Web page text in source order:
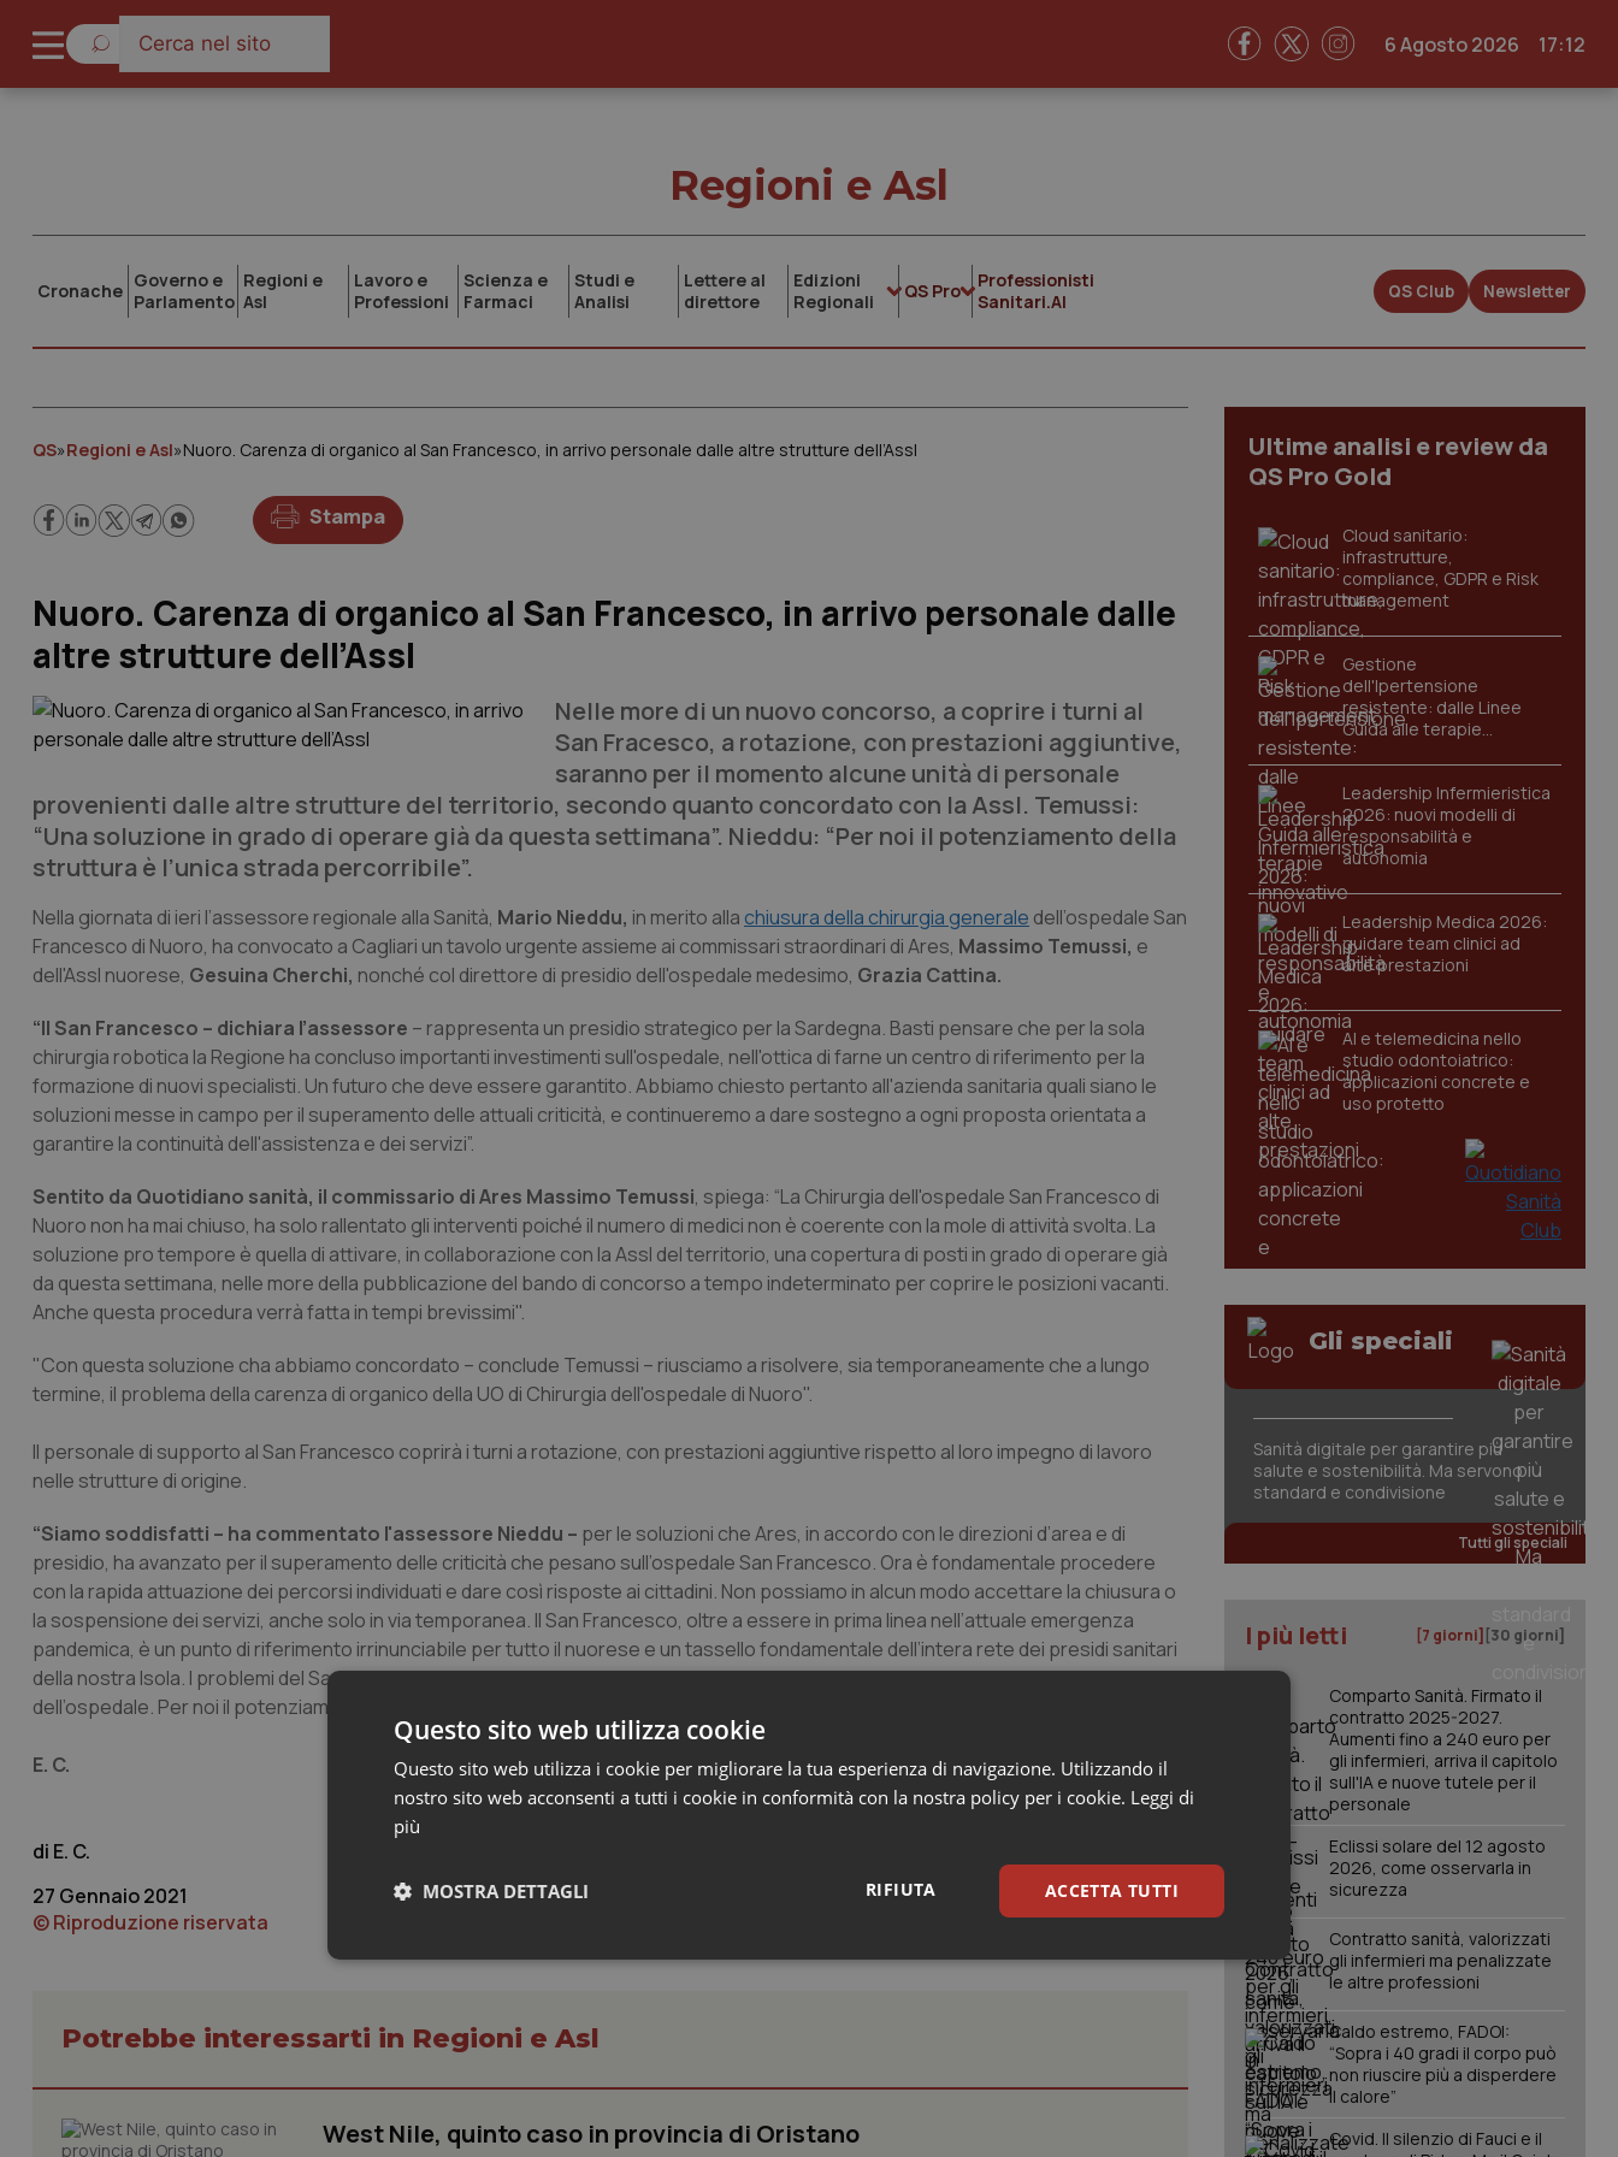
6 Agosto 2026 17:12
Regioni e Asl
Cronache Governo e
Parlamento
Regioni e
Asl
Lavoro e
Professioni
Scienza e
Farmaci
Studi e
Analisi
Lettere al
direttore
Edizioni
Regionali
QS Pro
Professionisti
Sanitari.AI
QS Club Newsletter
QS»Regioni e Asl»Nuoro. Carenza di organico al San Francesco, in arrivo personale dalle altre strutture dell’Assl
Stampa
Nuoro. Carenza di organico al San Francesco, in arrivo personale dalle
altre strutture dell’Assl
Nelle more di un nuovo concorso, a coprire i turni al
San Fracesco, a rotazione, con prestazioni aggiuntive,
saranno per il momento alcune unità di personale
provenienti dalle altre strutture del territorio, secondo quanto concordato con la Assl. Temussi:
“Una soluzione in grado di operare già da questa settimana”. Nieddu: “Per noi il potenziamento della
struttura è l’unica strada percorribile”.
Nella giornata di ieri l’assessore regionale alla Sanità, Mario Nieddu, in merito alla chiusura della chirurgia generale dell’ospedale San
Francesco di Nuoro, ha convocato a Cagliari un tavolo urgente assieme ai commissari straordinari di Ares, Massimo Temussi, e
dell'Assl nuorese, Gesuina Cherchi, nonché col direttore di presidio dell'ospedale medesimo, Grazia Cattina.
“Il San Francesco – dichiara l’assessore – rappresenta un presidio strategico per la Sardegna. Basti pensare che per la sola
chirurgia robotica la Regione ha concluso importanti investimenti sull'ospedale, nell'ottica di farne un centro di riferimento per la
formazione di nuovi specialisti. Un futuro che deve essere garantito. Abbiamo chiesto pertanto all'azienda sanitaria quali siano le
soluzioni messe in campo per il superamento delle attuali criticità, e continueremo a dare sostegno a ogni proposta orientata a
garantire la continuità dell'assistenza e dei servizi”.
Sentito da Quotidiano sanità, il commissario di Ares Massimo Temussi, spiega: “La Chirurgia dell'ospedale San Francesco di
Nuoro non ha mai chiuso, ha solo rallentato gli interventi poiché il numero di medici non è coerente con la mole di attività svolta. La
soluzione pro tempore è quella di attivare, in collaborazione con la Assl del territorio, una copertura di posti in grado di operare già
da questa settimana, nelle more della pubblicazione del bando di concorso a tempo indeterminato per coprire le posizioni vacanti.
Anche questa procedura verrà fatta in tempi brevissimi".
"Con questa soluzione cha abbiamo concordato – conclude Temussi – riusciamo a risolvere, sia temporaneamente che a lungo
termine, il problema della carenza di organico della UO di Chirurgia dell'ospedale di Nuoro".
Il personale di supporto al San Francesco coprirà i turni a rotazione, con prestazioni aggiuntive rispetto al loro impegno di lavoro
nelle strutture di origine.
“Siamo soddisfatti – ha commentato l'assessore Nieddu – per le soluzioni che Ares, in accordo con le direzioni d’area e di
presidio, ha avanzato per il superamento delle criticità che pesano sull’ospedale San Francesco. Ora è fondamentale procedere
con la rapida attuazione dei percorsi individuati e dare così risposte ai cittadini. Non possiamo in alcun modo accettare la chiusura o
la sospensione dei servizi, anche solo in via temporanea. Il San Francesco, oltre a essere in prima linea nell’attuale emergenza
pandemica, è un punto di riferimento irrinunciabile per tutto il nuorese e un tassello fondamentale dell’intera rete dei presidi sanitari
della nostra Isola. I problemi del San Francesco affondano le proprie radici in un passato di incertezza e disimpegno nei confronti
dell’ospedale. Per noi il potenziamento della struttura è l’unica strada percorribile”.
E. C.
E. C.
27 Gennaio 2021
© Riproduzione riservata
Potrebbe interessarti in Regioni e Asl
West Nile, quinto caso in provincia di Oristano
Ultime analisi e review da
QS Pro Gold
Cloud sanitario:
infrastrutture,
compliance, GDPR e Risk
management
Gestione
dell'Ipertensione
resistente: dalle Linee
Guida alle terapie
innovative
Leadership Infermieristica
2026: nuovi modelli di
responsabilità e
autonomia
Leadership Medica 2026:
guidare team clinici ad
alte prestazioni
AI e telemedicina nello
studio odontoiatrico:
applicazioni concrete e
uso protetto
Gli speciali
Sanità digitale per garantire più
salute e sostenibilità. Ma servono
standard e condivisione
Tutti gli speciali
I più letti [7 giorni] [30 giorni]
Comparto Sanità. Firmato il
contratto 2025-2027.
Aumenti fino a 240 euro per
gli infermieri, arriva il capitolo
sull'IA e nuove tutele per il
personale
Eclissi solare del 12 agosto
2026, come osservarla in
sicurezza
Contratto sanità, valorizzati
gli infermieri ma penalizzate
le altre professioni
Caldo estremo, FADOI:
“Sopra i 40 gradi il corpo può
non riuscire più a disperdere
il calore”
Covid. Il silenzio di Fauci e il
Questo sito web utilizza cookie
Questo sito web utilizza i cookie per migliorare la tua esperienza di navigazione. Utilizzando il
nostro sito web acconsenti a tutti i cookie in conformità con la nostra policy per i cookie. Leggi di
più
ACCETTA TUTTI
RIFIUTA
MOSTRA DETTAGLI
Necessari Statistici Marketing
Necessari Statistici